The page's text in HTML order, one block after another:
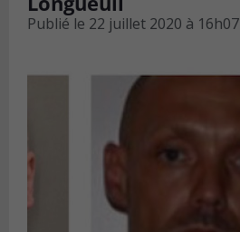
Publié le 22 juillet 2020 à 16h07